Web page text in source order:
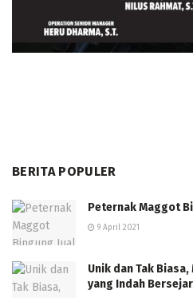
BERITA POPULER
Peternak Maggot
9 April 2021
Unik dan Tak
yang Indah